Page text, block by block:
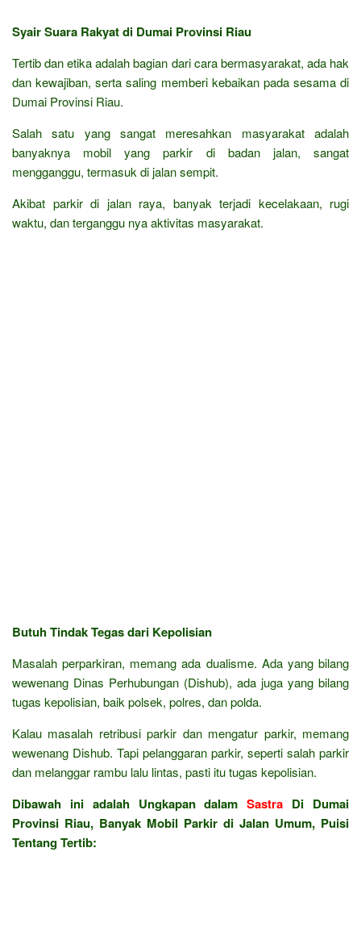
Syair Suara Rakyat di Dumai Provinsi Riau
Tertib dan etika adalah bagian dari cara bermasyarakat, ada hak
dan kewajiban, serta saling memberi kebaikan pada sesama di
Dumai Provinsi Riau.
Salah satu yang sangat meresahkan masyarakat adalah
banyaknya mobil yang parkir di badan jalan, sangat
mengganggu, termasuk di jalan sempit.
Akibat parkir di jalan raya, banyak terjadi kecelakaan, rugi
waktu, dan terganggu nya aktivitas masyarakat.
Butuh Tindak Tegas dari Kepolisian
Masalah perparkiran, memang ada dualisme. Ada yang bilang
wewenang Dinas Perhubungan (Dishub), ada juga yang bilang
tugas kepolisian, baik polsek, polres, dan polda.
Kalau masalah retribusi parkir dan mengatur parkir, memang
wewenang Dishub. Tapi pelanggaran parkir, seperti salah parkir
dan melanggar rambu lalu lintas, pasti itu tugas kepolisian.
Dibawah ini adalah Ungkapan dalamSastra Di Dumai
Provinsi Riau, Banyak Mobil Parkir di Jalan Umum, Puisi
Tentang Tertib: